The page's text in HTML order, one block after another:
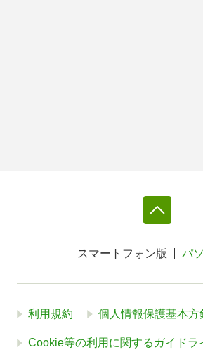
スマートフォン版 パ
利用規約 個人情報保護基本方
Cookie等の利用に関するガイドラ